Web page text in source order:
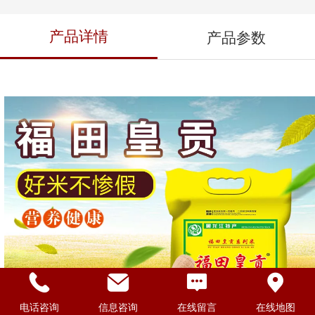
产品详情 产品参数
电话咨询 信息咨询 在线留言 在线地图